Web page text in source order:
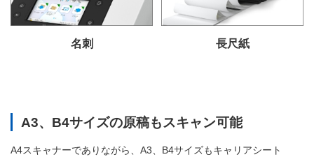
名刺 長尺紙
A3、B4サイズの原稿もスキャン可能
A4スキャナーでありながら、A3、B4サイズもキャリアシート